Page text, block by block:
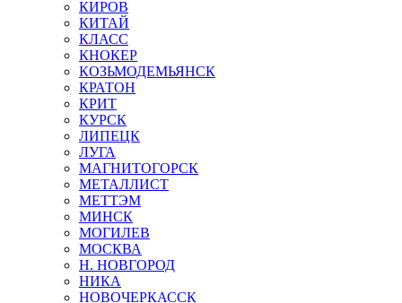
КИРОВ
КИТАЙ
КЛАСС
КНОКЕР
КОЗЬМОДЕМЬЯНСК
КРАТОН
КРИТ
КУРСК
ЛИПЕЦК
ЛУГА
МАГНИТОГОРСК
МЕТАЛЛИСТ
МЕТТЭМ
МИНСК
МОГИЛЕВ
МОСКВА
Н. НОВГОРОД
НИКА
НОВОЧЕРКАССК